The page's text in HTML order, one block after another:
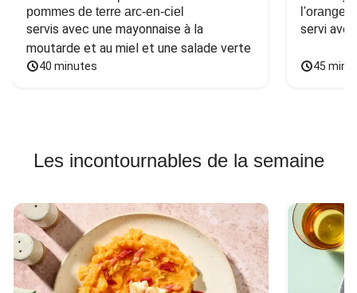
pommes de terre arc-en-ciel
servis avec une mayonnaise à la
moutarde et au miel et une salade verte
40 minutes
l'orange
servi
45
Les incontournables de la semaine